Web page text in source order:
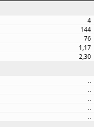
4
144
76
1,17
2,30
..
..
..
..
..